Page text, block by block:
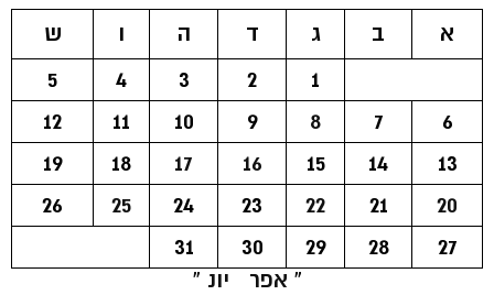
א
ב ג ד ה ו
ש
1
2
3
4
5
6
7
8
9
10
11
12
13
14
15
16
17
18
19
20
21
22
23
24
25
26
27
28
29
30
31
« אפר
יונ »